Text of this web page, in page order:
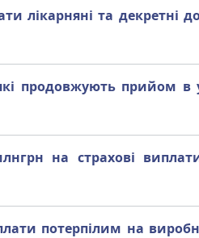
лікарняні та декретні
продовжують прийом в
на страхові
потерпілим на